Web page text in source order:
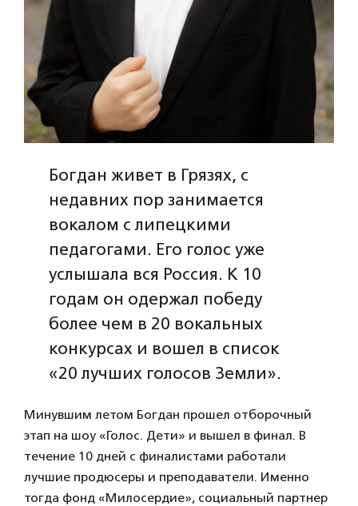
Богдан живет в Грязях, с
недавних пор занимается
вокалом с липецкими
педагогами. Его голос уже
услышала вся Россия. К 10
годам он одержал победу
более чем в 20 вокальных
конкурсах и вошел в список
«20 лучших голосов Земли».
Минувшим летом Богдан прошел отборочный
этап на шоу «Голос. Дети» и вышел в финал. В
течение 10 дней с финалистами работали
лучшие продюсеры и преподаватели. Именно
тогда фонд «Милосердие», социальный партнер